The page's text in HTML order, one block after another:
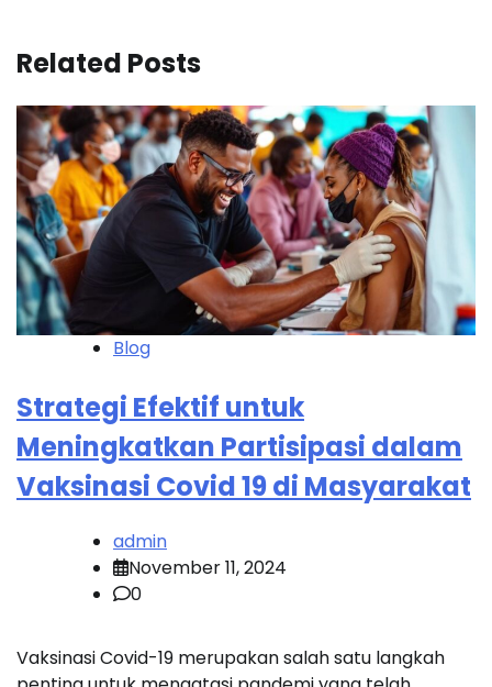
Related Posts
Blog
Strategi Efektif untuk
Meningkatkan Partisipasi dalam
Vaksinasi Covid 19 di Masyarakat
admin
November 11, 2024
0
Vaksinasi Covid-19 merupakan salah satu langkah